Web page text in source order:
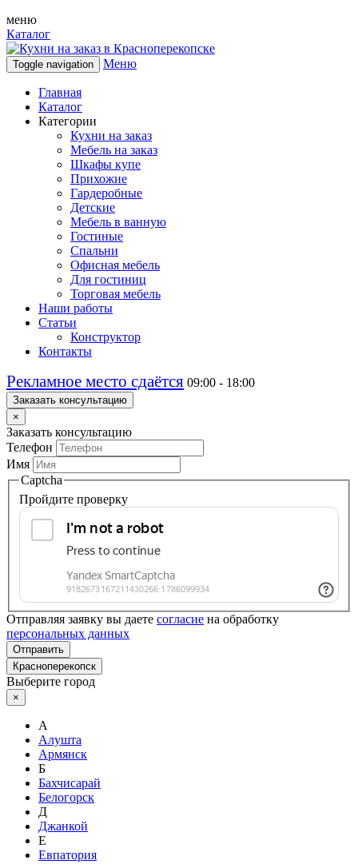
меню
Каталог
Toggle navigation Меню
Главная
Каталог
Категории
Кухни на заказ
Мебель на заказ
Шкафы купе
Прихожие
Гардеробные
Детские
Мебель в ванную
Гостиные
Спальни
Офисная мебель
Для гостиниц
Торговая мебель
Наши работы
Статьи
Конструктор
Контакты
Рекламное место сдаётся 09:00 - 18:00
Заказать консультацию
×
Заказать консультацию
Телефон
Имя
Captcha
Пройдите проверку
Отправляя заявку вы даете согласие на обработку
персональных данных
Отправить
Красноперекопск
Выберите город
×
А
Алушта
Армянск
Б
Бахчисарай
Белогорск
Д
Джанкой
Е
Евпатория